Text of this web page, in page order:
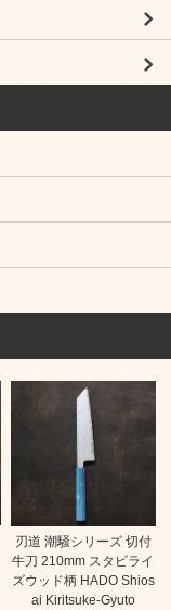
刃道 潮騒シリーズ 切付
牛刀 210mm スタビライ
ズウッド柄 HADO Shios
ai Kiritsuke-Gyuto